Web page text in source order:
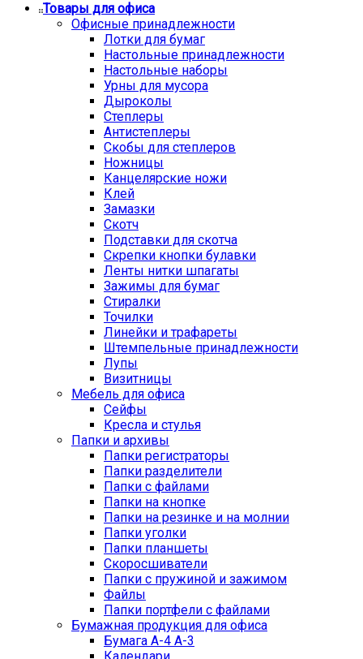
Товары для офиса
Офисные принадлежности
Лотки для бумаг
Настольные принадлежности
Настольные наборы
Урны для мусора
Дыроколы
Степлеры
Антистеплеры
Скобы для степлеров
Ножницы
Канцелярские ножи
Клей
Замазки
Скотч
Подставки для скотча
Скрепки кнопки булавки
Ленты нитки шпагаты
Зажимы для бумаг
Стиралки
Точилки
Линейки и трафареты
Штемпельные принадлежности
Лупы
Визитницы
Мебель для офиса
Сейфы
Кресла и стулья
Папки и архивы
Папки регистраторы
Папки разделители
Папки с файлами
Папки на кнопке
Папки на резинке и на молнии
Папки уголки
Папки планшеты
Скоросшиватели
Папки с пружиной и зажимом
Файлы
Папки портфели с файлами
Бумажная продукция для офиса
Бумага А-4 А-3